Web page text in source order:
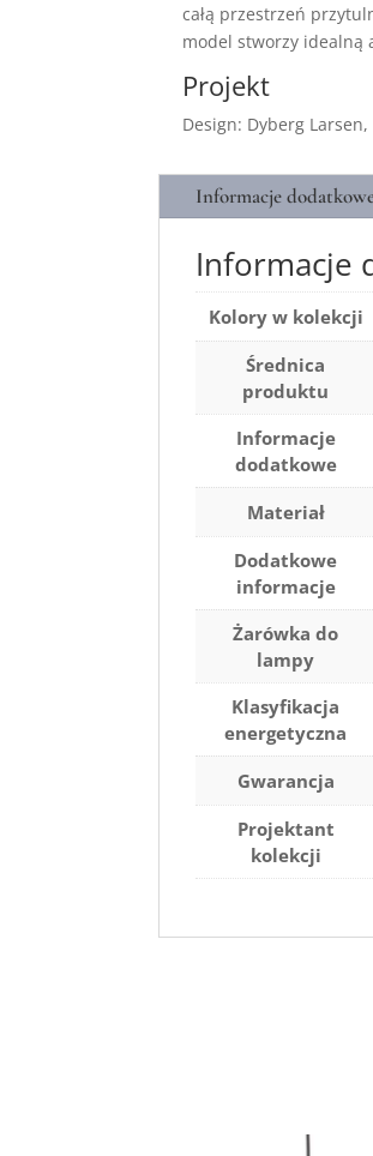
całą przestrzeń
model stworzy idealną
Projekt
Design: Dyberg Larsen,
Informacje
Informacje
Kolory w kolekcji
Średnica
produktu
Informacje
dodatkowe
Materiał
Dodatkowe
informacje
Żarówka do
lampy
Klasyfikacja
energetyczna
Gwarancja
Projektant
kolekcji